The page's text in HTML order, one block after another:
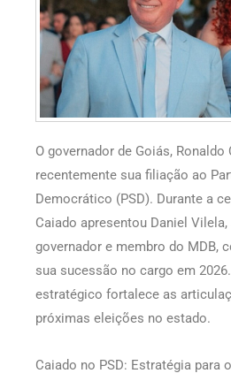
O governador de Goiás,
recentemente sua filiação ao
Democrático (PSD). Durante a
Caiado apresentou Daniel
governador e membro do MDB,
sua sucessão no cargo em
estratégico fortalece as
próximas eleições no estado.
Caiado no PSD: Estratégia para